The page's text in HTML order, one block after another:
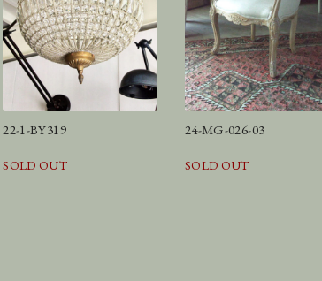
22-1-BY319
SOLD OUT
24-MG-026-03
SOLD OUT